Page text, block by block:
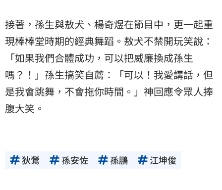
接著，孫生與敖犬、楊奇煜在節目中，更一起重
現棒棒堂時期的經典舞蹈。敖犬不禁開玩笑說：
「如果我們合體成功，可以把威廉換成孫生
嗎？！」孫生搞笑自薦：「可以！我愛講話，但
是我會跳舞，不會拖你時間。」神回應令眾人捧
腹大笑。
狄鶯 孫安佐 孫鵬 江坤俊